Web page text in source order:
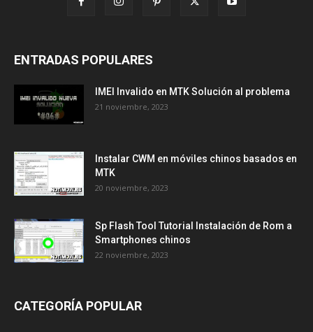
ENTRADAS POPULARES
IMEI Invalido en MTK Solución al problema
21 noviembre, 2023
Instalar CWM en móviles chinos basados en
MTK
20 noviembre, 2023
Sp Flash Tool Tutorial Instalación de Rom a
Smartphones chinos
22 noviembre, 2023
CATEGORÍA POPULAR